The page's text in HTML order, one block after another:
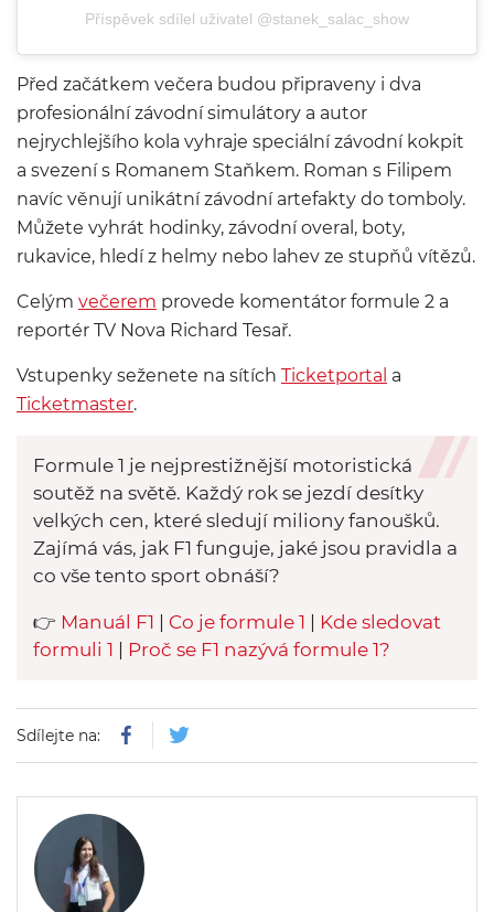
Příspěvek sdílel uživatel @stanek_salac_show
Před začátkem večera budou připraveny i dva
profesionální závodní simulátory a autor
nejrychlejšího kola vyhraje speciální závodní kokpit
a svezení s Romanem Staňkem. Roman s Filipem
navíc věnují unikátní závodní artefakty do tomboly.
Můžete vyhrát hodinky, závodní overal, boty,
rukavice, hledí z helmy nebo lahev ze stupňů vítězů.
Celým večerem provede komentátor formule 2 a
reportér TV Nova Richard Tesař.
Vstupenky seženete na sítích Ticketportal a
Ticketmaster.
Formule 1 je nejprestižnější motoristická
soutěž na světě. Každý rok se jezdí desítky
velkých cen, které sledují miliony fanoušků.
Zajímá vás, jak F1 funguje, jaké jsou pravidla a
co vše tento sport obnáší?
👉 Manuál F1 Co je formule 1
Kde sledovat
formuli 1
Proč se F1 nazývá formule 1?
Sdílejte na: